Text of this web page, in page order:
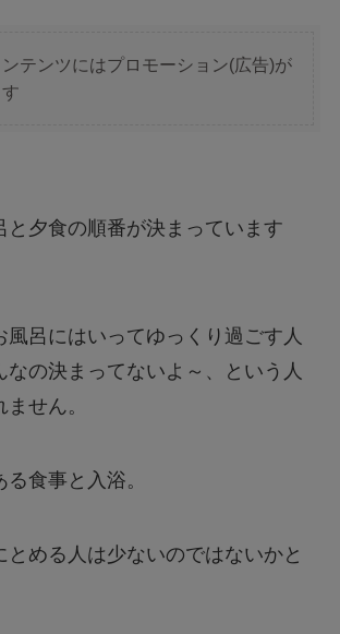
テンツにはプロモーション(広告)が
と夕食の順番が決まっています
風呂にはいってゆっくり過ごす人
なの決まってないよ～、という人
せん。
食事と入浴。
とめる人は少ないのではないかと